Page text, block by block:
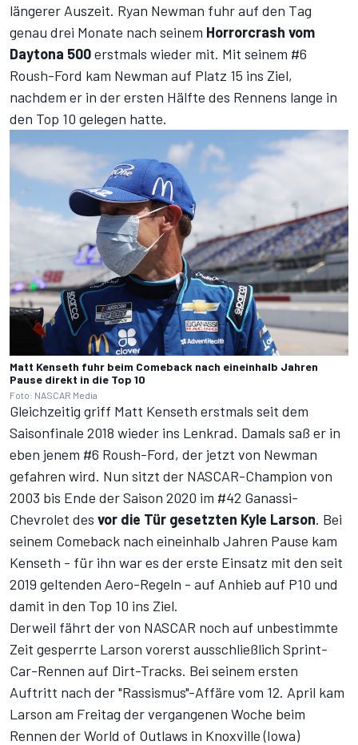
längerer Auszeit. Ryan Newman fuhr auf den Tag
genau drei Monate nach seinem Horrorcrash vom
Daytona 500erstmals wieder mit. Mit seinem #6
Roush-Ford kam Newman auf Platz 15 ins Ziel,
nachdem er in der ersten Hälfte des Rennens lange in
den Top 10 gelegen hatte.
Matt Kenseth fuhr beim Comeback nach eineinhalb Jahren
Pause direkt in die Top 10
Foto: NASCAR Media
Gleichzeitig griff Matt Kenseth erstmals seit dem
Saisonfinale 2018 wieder ins Lenkrad. Damals saß er in
eben jenem #6 Roush-Ford, der jetzt von Newman
gefahren wird. Nun sitzt der NASCAR-Champion von
2003 bis Ende der Saison 2020 im #42 Ganassi-
Chevrolet des vor die Tür gesetzten Kyle Larson. Bei
seinem Comeback nach eineinhalb Jahren Pause kam
Kenseth - für ihn war es der erste Einsatz mit den seit
2019 geltenden Aero-Regeln - auf Anhieb auf P10 und
damit in den Top 10 ins Ziel.
Derweil fährt der von NASCAR noch auf unbestimmte
Zeit gesperrte Larson vorerst ausschließlich Sprint-
Car-Rennen auf Dirt-Tracks. Bei seinem ersten
Auftritt nach der "Rassismus"-Affäre vom 12. April kam
Larson am Freitag der vergangenen Woche beim
Rennen der World of Outlaws in Knoxville (Iowa)